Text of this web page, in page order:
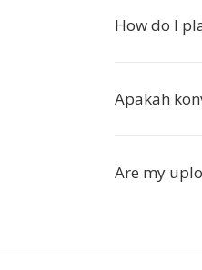
How do I
Apakah
Are my